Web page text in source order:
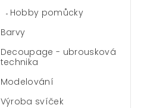
Hobby pomůcky
Barvy
Decoupage - ubrousková
technika
Modelování
Výroba svíček